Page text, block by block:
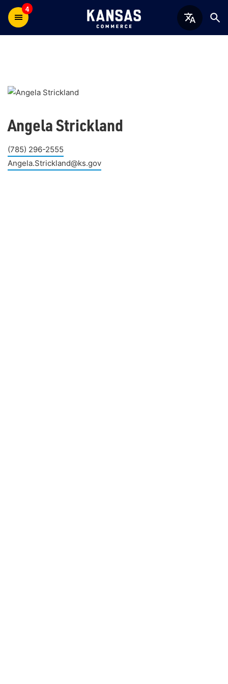
4
Angela Strickland
(785) 296-2555
Angela.Strickland@ks.gov